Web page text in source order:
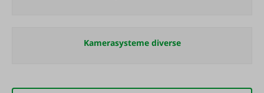
Kamerasysteme diverse